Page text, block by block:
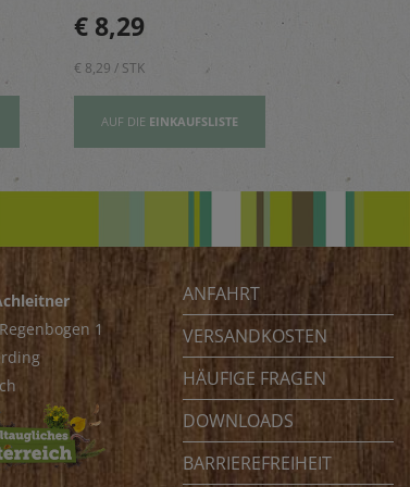
Vitamin E und wertovllen
Omega-3-Fettsäuren
€ 8,29
€ 8,29 / STK
AUF DIE EINKAUFSLISTE
1
ANFAHRT
VERSANDKOSTEN
HÄUFIGE FRAGEN
DOWNLOADS
BARRIEREFREIHEIT